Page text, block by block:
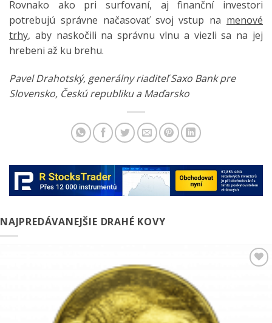
Rovnako ako pri surfovaní, aj finanční investori
potrebujú správne načasovať svoj vstup na menové
trhy, aby naskočili na správnu vlnu a viezli sa na jej
hrebeni až ku brehu.
Pavel Drahotský, generálny riaditeľ Saxo Bank pre
Slovensko, Českú republiku a Maďarsko
NAJPREDÁVANEJŠIE DRAHÉ KOVY